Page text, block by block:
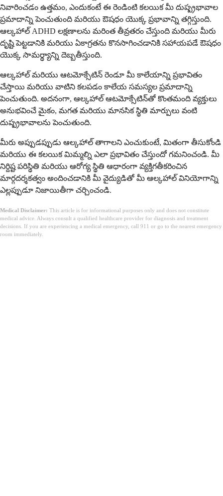
నివారించడం ఉత్తమం, ఎందుకంటే ఈ రెండింటి కలయిక మీ దుష్ప్రభావాల
ప్రమాదాన్ని పెంచుతుంది మరియు ఔషధం యొక్క ప్రభావాన్ని తగ్గిస్తుంది.
ఆల్కహాల్ ADHD లక్షణాలను మరింత తీవ్రతరం చేస్తుంది మరియు మీరు
దృష్టి పెట్టడానికి మరియు ఏకాగ్రతను కొనసాగించడానికి సహాయపడే ఔషధం
యొక్క సామర్థ్యాన్ని దెబ్బతీస్తుంది.
ఆల్కహాల్ మరియు ఆటమోక్సేటిన్ రెండూ మీ కాలేయాన్ని ప్రభావితం
చేస్తాయి మరియు వాటిని కలపడం కాలేయ సమస్యల ప్రమాదాన్ని
పెంచుతుంది. అదనంగా, ఆల్కహాల్ ఆటమోక్సేటిన్‌తో కొంతమంది వ్యక్తులు
అనుభవించే మైకం, మగత మరియు మానసిక స్థితి మార్పులు వంటి
దుష్ప్రభావాలను పెంచుతుంది.
మీరు అప్పుడప్పుడు ఆల్కహాల్ తాగాలని ఎంచుకుంటే, మితంగా తీసుకోండి
మరియు ఈ కలయిక మిమ్మల్ని ఎలా ప్రభావితం చేస్తుందో గమనించండి. మీ
నిర్దిష్ట పరిస్థితి మరియు ఆరోగ్య స్థితి ఆధారంగా వ్యక్తిగతీకరించిన
మార్గదర్శకత్వం అందించడానికి మీ వైద్యుడితో మీ ఆల్కహాల్ వినియోగాన్ని
ఎల్లప్పుడూ నిజాయితీగా చర్చించండి.
Medical Disclaimer: This article is for informational purposes only and does not constitute
medical advice. Always consult a qualified healthcare provider for diagnosis and treatment
decisions. If you are experiencing a medical emergency, call 911 or go to the nearest emergency
room immediately.